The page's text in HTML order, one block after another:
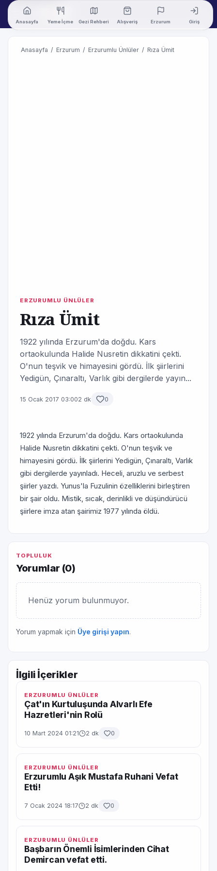
Anasayfa Yeme İçme Gezi Rehberi Alışveriş Erzurum Giriş
Anasayfa / Erzurum / Erzurumlu Ünlüler / Rıza Ümit
ERZURUMLU ÜNLÜLER
Rıza Ümit
1922 yılında Erzurum'da doğdu. Kars
ortaokulunda Halide Nusretin dikkatini çekti.
O'nun teşvik ve himayesini gördü. İlk şiirlerini
Yedigün, Çınaraltı, Varlık gibi dergilerde yayın...
15 Ocak 2017 03:002 dk 0
1922 yılında Erzurum'da doğdu. Kars ortaokulunda
Halide Nusretin dikkatini çekti. O'nun teşvik ve
himayesini gördü. İlk şiirlerini Yedigün, Çınaraltı, Varlık
gibi dergilerde yayınladı. Heceli, aruzlu ve serbest
şiirler yazdı. Yunus'la Fuzulinin özelliklerini birleştiren
bir şair oldu. Mistik, sıcak, derinlikli ve düşündürücü
şiirlere imza atan şairimiz 1977 yılında öldü.
TOPLULUK
Yorumlar (0)
Henüz yorum bulunmuyor.
Yorum yapmak için Üye girişi yapın.
İlgili İçerikler
ERZURUMLU ÜNLÜLER
Çat'ın Kurtuluşunda Alvarlı Efe
Hazretleri'nin Rolü
10 Mart 2024 01:21 2 dk 0
ERZURUMLU ÜNLÜLER
Erzurumlu Aşık Mustafa Ruhani Vefat
Etti!
7 Ocak 2024 18:17 2 dk 0
ERZURUMLU ÜNLÜLER
Başbarın Önemli İsimlerinden Cihat
Demircan vefat etti.